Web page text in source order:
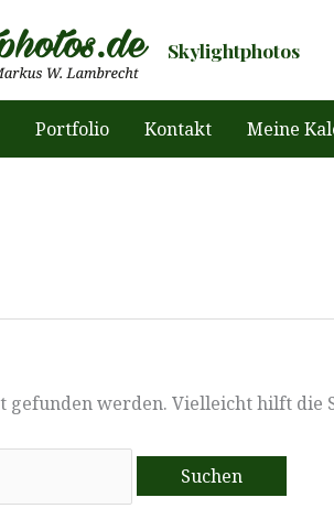
Skylightphotos
Portfolio Kontakt Meine
gefunden werden. Vielleicht hilft die